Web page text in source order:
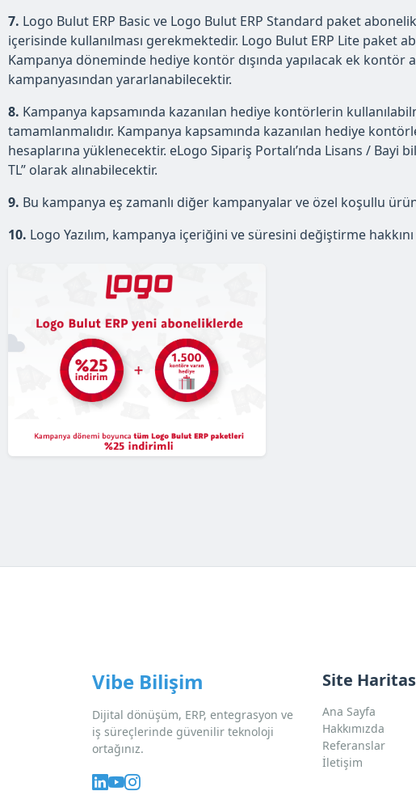
7. Logo Bulut ERP Basic ve Logo Bulut ERP Standard paket
içerisinde kullanılması gerekmektedir. Logo Bulut ERP Lite
Kampanya döneminde hediye kontör dışında yapılacak ek kontör
kampanyasından yararlanabilecektir.
8. Kampanya kapsamında kazanılan hediye kontörlerin
tamamlanmalıdır. Kampanya kapsamında kazanılan hediye
hesaplarına yüklenecektir. eLogo Sipariş Portalı’nda Lisans / Bayi
TL” olarak alınabilecektir.
9. Bu kampanya eş zamanlı diğer kampanyalar ve özel koşullu
10. Logo Yazılım, kampanya içeriğini ve süresini değiştirme
Vibe Bilişim
Dijital dönüşüm, ERP, entegrasyon ve
iş süreçlerinde güvenilir teknoloji
ortağınız.
Site
Ana Sayfa
Hakkımızda
Referanslar
İletişim